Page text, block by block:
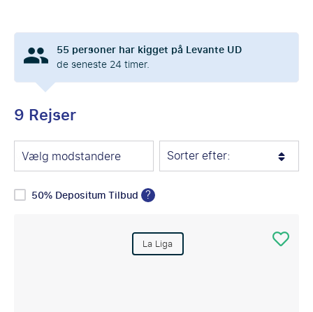
55personer har kigget på Levante UD
de seneste 24 timer.
9 Rejser
Vælg modstandere Sorter efter:
50% Depositum Tilbud ?
La Liga